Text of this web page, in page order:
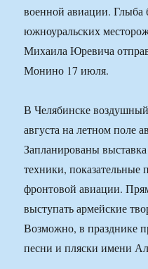
военной авиации. Глыба
южноуральских
Михаила Юревича
Монино 17 июля.
В Челябинске
августа на летном поле
Запланированы
техники, показательные
фронтовой авиации.
выступать армейские
Возможно, в празднике
песни и пляски имени